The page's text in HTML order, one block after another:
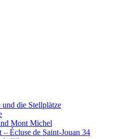
und die Stellplätze
Mont Michel
Écluse de Saint-Jouan 34